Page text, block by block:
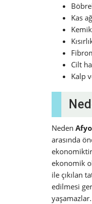
Kas
Cilt
Kalp
Neden
arasında
ekonomik
ile çıkılan
edilmesi